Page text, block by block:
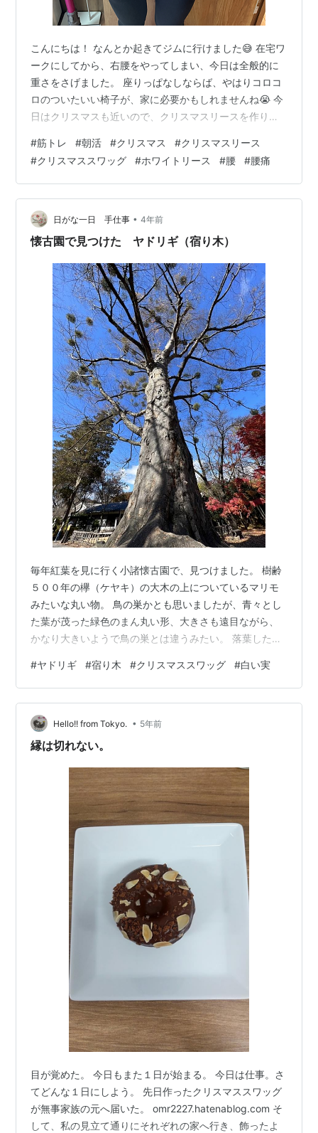
こんにちは！ なんとか起きてジムに行けました😅 在宅ワ
ークにしてから、右腰をやってしまい、今日は全般的に
重さをさげました。 座りっぱなしならば、やはりコロコ
ロのついたいい椅子が、家に必要かもしれませんね😭 今
日はクリスマスも近いので、クリスマスリースを作りに
🌿 ホワイトクレセントリースというそうです！ 素敵に仕
上がりました✨😊 本日もお読みいただきありがとうござ
いました🙇‍♀️
#筋トレ #朝活 #クリスマス #クリスマスリース
#クリスマススワッグ #ホワイトリース #腰 #腰痛
日がな一日 手仕事 • 4年前
懐古園で見つけた ヤドリギ（宿り木）
毎年紅葉を見に行く小諸懐古園で、見つけました。 樹齢
５００年の欅（ケヤキ）の大木の上についているマリモ
みたいな丸い物。 鳥の巣かとも思いましたが、青々とし
た葉が茂った緑色のまん丸い形、大きさも遠目ながら、
かなり大きいようで鳥の巣とは違うみたい。 落葉した大
ラストや絵本に出てくる架空の木みたいでした。 肝心の
紅葉より印象に残ったので、帰ってから調べてみるとど
うやらヤドリギというものらしいです。 鳥の運んでくれ
た種が欅やサクラ、ナラ、主に落葉樹の枝について育
つ、半寄生の常緑種だそうです。 lovegreen.net 高い場
#ヤドリギ #宿り木 #クリスマススワッグ #白い実
Hello!! from Tokyo. • 5年前
縁は切れない。
目が覚めた。 今日もまた１日が始まる。 今日は仕事。さ
てどんな１日にしよう。 先日作ったクリスマススワッグ
が無事家族の元へ届いた。 omr2227.hatenablog.com そ
して、私の見立て通りにそれぞれの家へ行き、飾ったよ